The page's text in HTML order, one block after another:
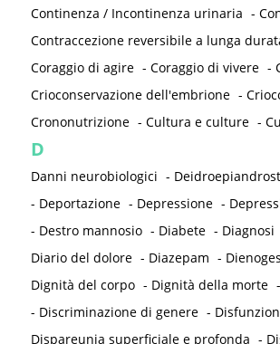
Continenza / Incontinenza urinaria -
Contraccezione reversibile a lunga
Coraggio di agire - Coraggio di vivere -
Crioconservazione dell'embrione -
Crononutrizione - Cultura e culture -
D
Danni neurobiologici -
- Deportazione - Depressione -
- Destro mannosio - Diabete - Diagnosi
Diario del dolore - Diazepam -
Dignità del corpo - Dignità della morte -
- Discriminazione di genere -
Dispareunia superficiale e profonda -